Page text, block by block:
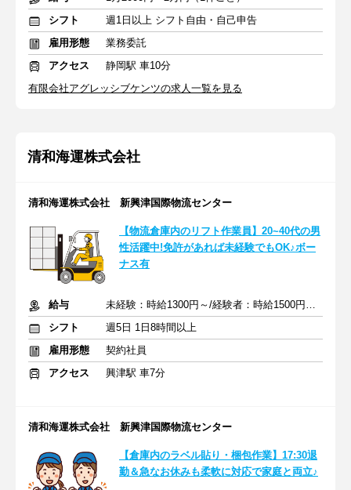
シフト
週1日以上 シフト自由・自己申告
雇用形態
業務委託
アクセス
静岡駅 車10分
有限会社アグレッシブケンツの求人一覧を見る
清和海運株式会社
清和海運株式会社 新興津国際物流センター
【物流倉庫内のリフト作業員】20~40代の男
性活躍中!免許があれば未経験でもOK♪ボー
ナス有
給与
未経験：時給1300円～/経験者：時給1500円～ ＋交通費
シフト
週5日 1日8時間以上
雇用形態
契約社員
アクセス
興津駅 車7分
清和海運株式会社 新興津国際物流センター
【倉庫内のラベル貼り・梱包作業】17:30退
勤＆急なお休みも柔軟に対応で家庭と両立♪